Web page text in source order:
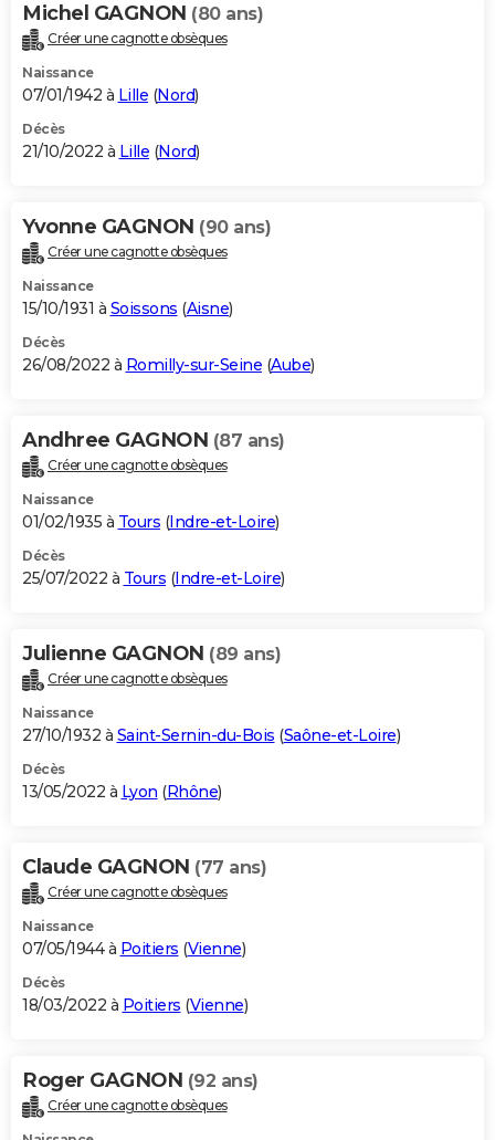
Michel GAGNON (80 ans)
Créer une cagnotte obsèques
Naissance
07/01/1942 à Lille (Nord)
Décès
21/10/2022 à Lille (Nord)
Yvonne GAGNON (90 ans)
Créer une cagnotte obsèques
Naissance
15/10/1931 à Soissons (Aisne)
Décès
26/08/2022 à Romilly-sur-Seine (Aube)
Andhree GAGNON (87 ans)
Créer une cagnotte obsèques
Naissance
01/02/1935 à Tours (Indre-et-Loire)
Décès
25/07/2022 à Tours (Indre-et-Loire)
Julienne GAGNON (89 ans)
Créer une cagnotte obsèques
Naissance
27/10/1932 à Saint-Sernin-du-Bois (Saône-et-Loire)
Décès
13/05/2022 à Lyon (Rhône)
Claude GAGNON (77 ans)
Créer une cagnotte obsèques
Naissance
07/05/1944 à Poitiers (Vienne)
Décès
18/03/2022 à Poitiers (Vienne)
Roger GAGNON (92 ans)
Créer une cagnotte obsèques